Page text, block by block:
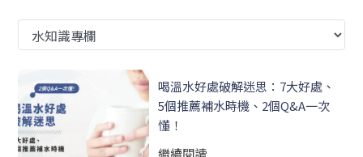
喝溫水好處破解迷思：7大好處、
5個推薦補水時機、2個Q&A一次
懂！
繼續閱讀